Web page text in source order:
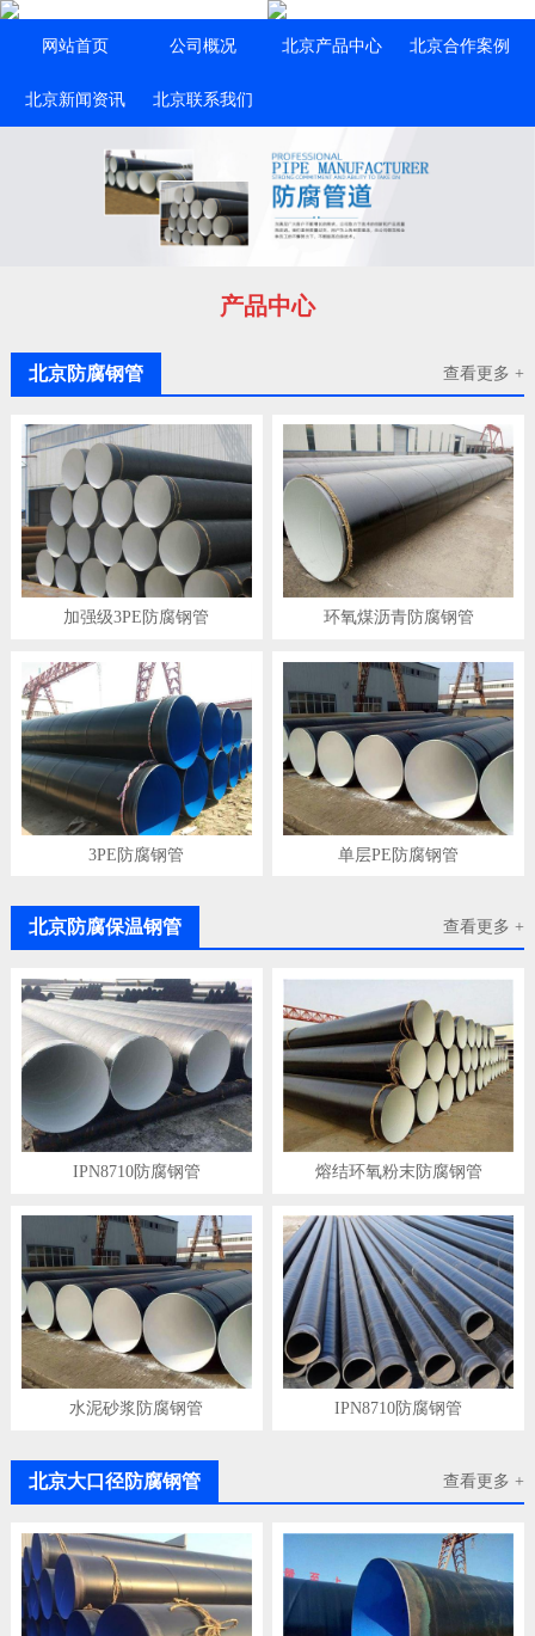
网站首页 公司概况 北京产品中心 北京合作案例
北京新闻资讯 北京联系我们
产品中心
查看更多 +
北京防腐钢管
加强级3PE防腐钢管 环氧煤沥青防腐钢管
3PE防腐钢管 单层PE防腐钢管
查看更多 +
北京防腐保温钢管
IPN8710防腐钢管 熔结环氧粉末防腐钢管
水泥砂浆防腐钢管 IPN8710防腐钢管
查看更多 +
北京大口径防腐钢管